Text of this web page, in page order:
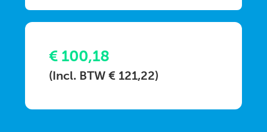
€ 100,18
(Incl. BTW € 121,22)